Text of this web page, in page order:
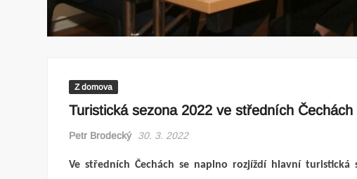
Z domova
Turistická sezona 2022 ve středních Čechách
Petr Brodecký 30. 3. 2022
Ve středních Čechách se naplno rozjíždí hlavní